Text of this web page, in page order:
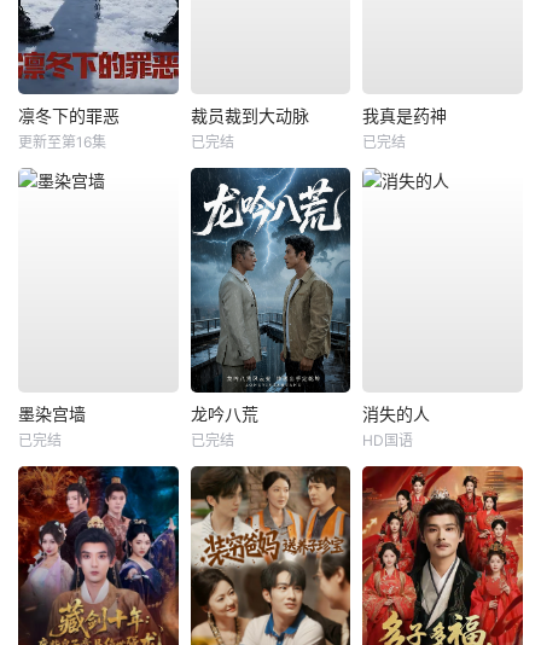
凛冬下的罪恶
更新至第16集
裁员裁到大动脉
已完结
我真是药神
已完结
墨染宫墙
已完结
龙吟八荒
已完结
消失的人
HD国语